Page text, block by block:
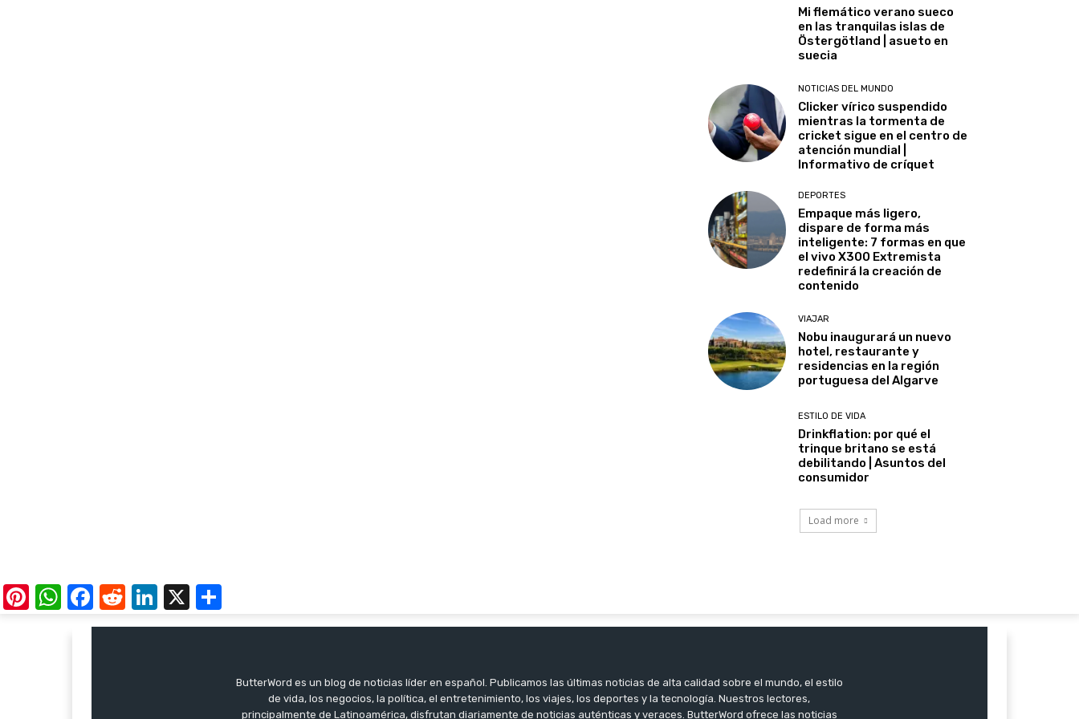
Mi flemático verano sueco
en las tranquilas islas de
Östergötland | asueto en
suecia
NOTICIAS DEL MUNDO
Clicker vírico suspendido
mientras la tormenta de
cricket sigue en el centro de
atención mundial |
Informativo de críquet
DEPORTES
Empaque más ligero,
dispare de forma más
inteligente: 7 formas en que
el vivo X300 Extremista
redefinirá la creación de
contenido
VIAJAR
Nobu inaugurará un nuevo
hotel, restaurante y
residencias en la región
portuguesa del Algarve
ESTILO DE VIDA
Drinkflation: por qué el
trinque britano se está
debilitando | Asuntos del
consumidor
Load more
Pinterest
WhatsApp
Facebook
RedditLinkedIn
X
ButterWord es un blog de noticias líder en español. Publicamos las últimas noticias de alta calidad sobre el mundo, el estilo
de vida, los negocios, la política, el entretenimiento, los viajes, los deportes y la tecnología. Nuestros lectores,
principalmente de Latinoamérica, disfrutan diariamente de noticias auténticas y veraces. ButterWord ofrece las noticias